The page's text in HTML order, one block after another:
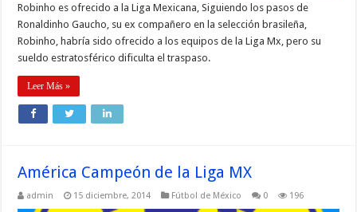
Robinho es ofrecido a la Liga Mexicana, Siguiendo los pasos de
Ronaldinho Gaucho, su ex compañero en la selección brasileña,
Robinho, habría sido ofrecido a los equipos de la Liga Mx, pero su
sueldo estratosférico dificulta el traspaso.
Leer Más »
América Campeón de la Liga MX
admin 15 diciembre, 2014 Fútbol de México 0 196